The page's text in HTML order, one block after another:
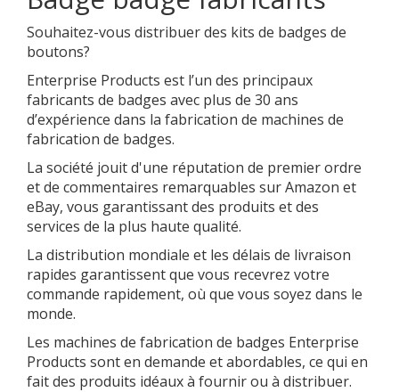
Souhaitez-vous distribuer des kits de badges de
boutons?
Enterprise Products est l’un des principaux
fabricants de badges avec plus de 30 ans
d’expérience dans la fabrication de machines de
fabrication de badges.
La société jouit d'une réputation de premier ordre
et de commentaires remarquables sur Amazon et
eBay, vous garantissant des produits et des
services de la plus haute qualité.
La distribution mondiale et les délais de livraison
rapides garantissent que vous recevrez votre
commande rapidement, où que vous soyez dans le
monde.
Les machines de fabrication de badges Enterprise
Products sont en demande et abordables, ce qui en
fait des produits idéaux à fournir ou à distribuer.